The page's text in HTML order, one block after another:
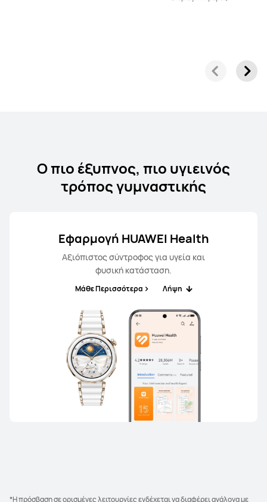
Ο πιο έξυπνος, πιο υγιεινός
τρόπος γυμναστικής
Εφαρμογή HUAWEI Health
Αξιόπιστος σύντροφος για υγεία και
φυσική κατάσταση.
Μάθε Περισσότερα Λήψη
*Η πρόσβαση σε ορισμένες λειτουργίες ενδέχεται να διαφέρει ανάλογα με